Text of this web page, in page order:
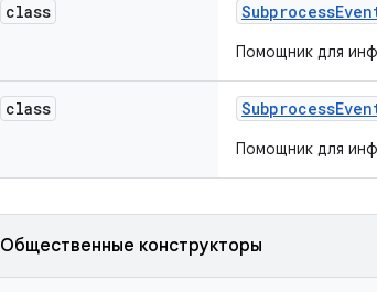
class Subprocess
Помощник для
class Subprocess
Помощник для
Общественные конструкторы